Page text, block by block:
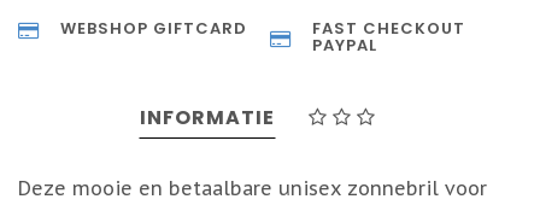
WEBSHOP GIFTCARD FAST CHECKOUT
PAYPAL
INFORMATIE
Deze mooie en betaalbare unisex zonnebril voor